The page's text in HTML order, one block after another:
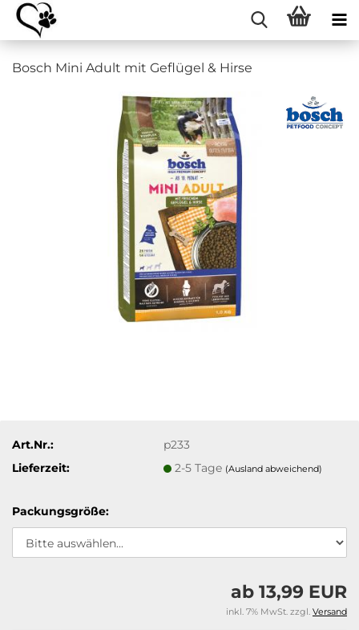
Bosch Mini Adult mit Geflügel & Hirse
Art.Nr.:
p233
Lieferzeit:
2-5 Tage (Ausland abweichend)
Packungsgröße:
ab 13,99 EUR
inkl. 7% MwSt. zzgl. Versand